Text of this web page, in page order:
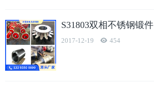
S31803双相不锈钢锻件
2017-12-19 454